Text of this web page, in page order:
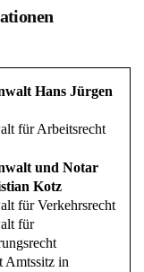
Hans Jürgen
für Arbeitsrecht
und Notar
Kotz
für Verkehrsrecht
für
Amtssitz in